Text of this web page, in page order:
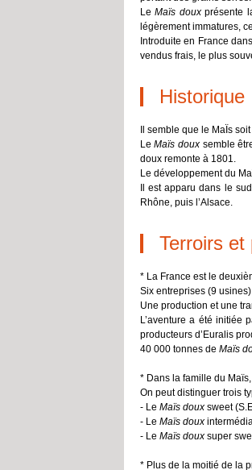
Le Maïs douxprésente
légèrement immatures,
Introduite en France
vendus frais, le plus
Historique
Il semble que le MaÏs
Le Maïs doux semble
doux remonte à 1801.
Le développement du
Il est apparu dans le
Rhône, puis l’Alsace.
Terroirs et
* La France est le
Six entreprises (9
Une production et une
L’aventure a été initiée
producteurs d’Euralis
40 000 tonnes de Maïs
* Dans la famille du
On peut distinguer trois
- Le Maïs douxsweet
- Le Maïs doux
- Le Maïs douxsuper
* Plus de la moitié de la